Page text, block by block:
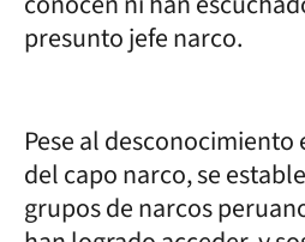
presunto jefe narco.
Pese al
del capo narco, se
grupos de narcos